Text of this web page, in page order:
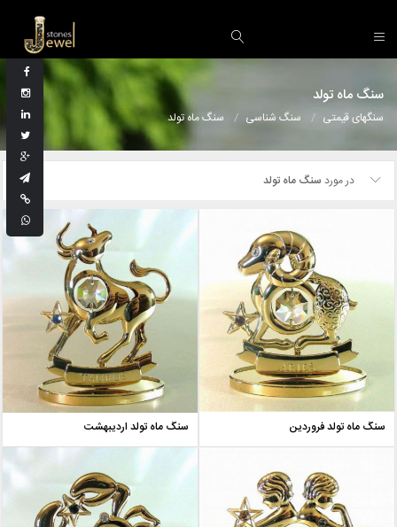
سنگ ماه تولد
سنگهای قیمتی سنگ شناسی سنگ ماه تولد
در مورد سنگ ماه تولد
سنگ ماه تولد فروردین سنگ ماه تولد اردیبهشت